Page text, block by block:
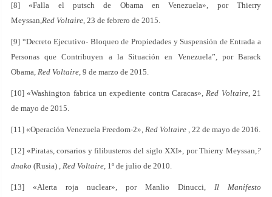
[8] «Falla el putsch de Obama en Venezuela», por Thierry
Meyssan,Red Voltaire, 23 de febrero de 2015.
[9] “Decreto Ejecutivo- Bloqueo de Propiedades y Suspensión de Entrada a
Personas que Contribuyen a la Situación en Venezuela”, por Barack
Obama, Red Voltaire, 9 de marzo de 2015.
[10] «Washington fabrica un expediente contra Caracas»,Red Voltaire, 21
de mayo de 2015.
[11] «Operación Venezuela Freedom-2», Red Voltaire , 22 de mayo de 2016.
[12] «Piratas, corsarios y filibusteros del siglo XXI», por Thierry Meyssan,?
dnako (Rusia) , Red Voltaire, 1º de julio de 2010.
[13] «Alerta roja nuclear», por Manlio Dinucci, Il Manifesto